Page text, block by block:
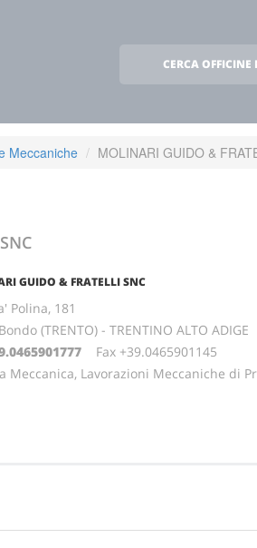
CERCA OFFICINE
Meccaniche MOLINARI GUIDO &
GUIDO & FRATELLI SNC
Polina, 181
(TRENTO) - TRENTINO ALTO ADIGE
Fax +39.0465901145
Meccanica, Lavorazioni Meccaniche di